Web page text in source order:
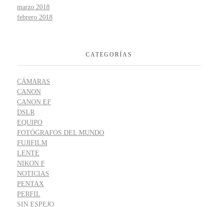
marzo 2018
febrero 2018
CATEGORÍAS
CÁMARAS
CANON
CANON EF
DSLR
EQUIPO
FOTÓGRAFOS DEL MUNDO
FUJIFILM
LENTE
NIKON F
NOTICIAS
PENTAX
PERFIL
SIN ESPEJO